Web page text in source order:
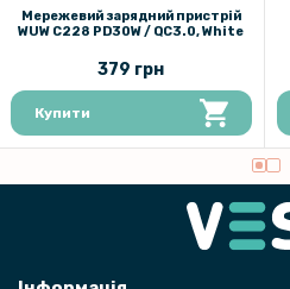
Мережевий зарядний пристрій
WUW C228 PD30W / QC3.0, White
379 грн
Купити